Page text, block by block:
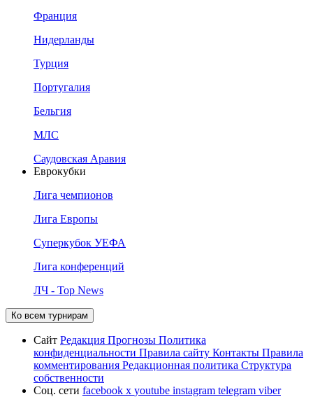
Франция
Нидерланды
Турция
Португалия
Бельгия
МЛС
Саудовская Аравия
Еврокубки
Лига чемпионов
Лига Европы
Суперкубок УЕФА
Лига конференций
ЛЧ - Top News
Ко всем турнирам
Сайт Редакция Прогнозы Политика
конфиденциальности Правила сайту Контакты Правила
комментирования Редакционная политика Структура
собственности
Соц. сети facebook x youtube instagram telegram viber